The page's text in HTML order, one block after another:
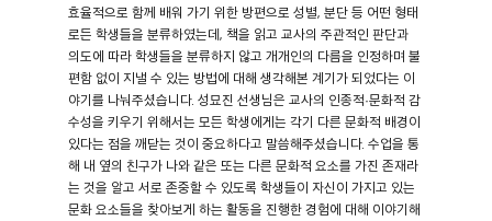
효율적으로 함께 배워 가기 위한 방편으로 성별, 분단 등 어떤 형태
로든 학생들을 분류하였는데, 책을 읽고 교사의 주관적인 판단과
의도에 따라 학생들을 분류하지 않고 개개인의 다름을 인정하며 불
편함 없이 지낼 수 있는 방법에 대해 생각해본 계기가 되었다는 이
야기를 나눠주셨습니다. 성묘진 선생님은 교사의 인종적·문화적 감
수성을 키우기 위해서는 모든 학생에게는 각기 다른 문화적 배경이
있다는 점을 깨닫는 것이 중요하다고 말씀해주셨습니다. 수업을 통
해 내 옆의 친구가 나와 같은 또는 다른 문화적 요소를 가진 존재라
는 것을 알고 서로 존중할 수 있도록 학생들이 자신이 가지고 있는
문화 요소들을 찾아보게 하는 활동을 진행한 경험에 대해 이야기해